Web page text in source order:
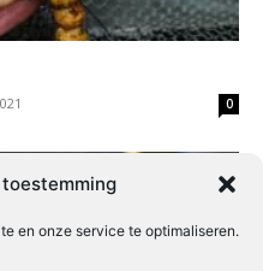
en onze service te optimaliseren.
0